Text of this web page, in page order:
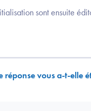
sont ensuite
réponse vous a-t-elle